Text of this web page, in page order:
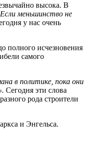
высока. В
меньшинство не
у нас очень
полного исчезновения
самого
в политике, пока они
Сегодня эти слова
рода строители
и Энгельса.